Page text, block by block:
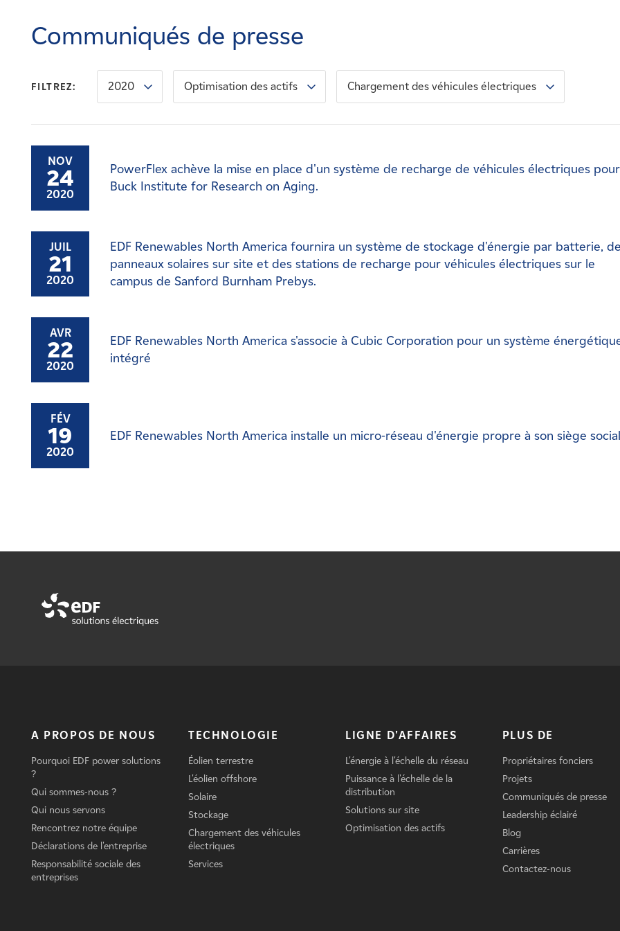
Nouvelles
Contactez-nous
Communiqués de presse
FILTREZ: 2020 Optimisation des actifs Chargement des véhicules électriques
NOV
24
2020
PowerFlex achève la mise en place d'un système de recharge de véhicules électriques
Buck Institute for Research on Aging.
JUIL
21
2020
EDF Renewables North America fournira un système de stockage d'énergie par batterie,
panneaux solaires sur site et des stations de recharge pour véhicules électriques sur le
campus de Sanford Burnham Prebys.
AVR
22
2020
EDF Renewables North America s'associe à Cubic Corporation pour un système
intégré
FÉV
19
2020
EDF Renewables North America installe un micro-réseau d'énergie propre à son siège social
A PROPOS DE NOUS
Pourquoi EDF power solutions
?
Qui sommes-nous ?
Qui nous servons
Rencontrez notre équipe
Déclarations de l'entreprise
Responsabilité sociale des
entreprises
TECHNOLOGIE
Éolien terrestre
L'éolien offshore
Solaire
Stockage
Chargement des véhicules
électriques
Services
LIGNE D'AFFAIRES
L'énergie à l'échelle du réseau
Puissance à l'échelle de la
distribution
Solutions sur site
Optimisation des actifs
PLUS DE
Propriétaires fonciers
Projets
Communiqués de presse
Leadership éclairé
Blog
Carrières
Contactez-nous